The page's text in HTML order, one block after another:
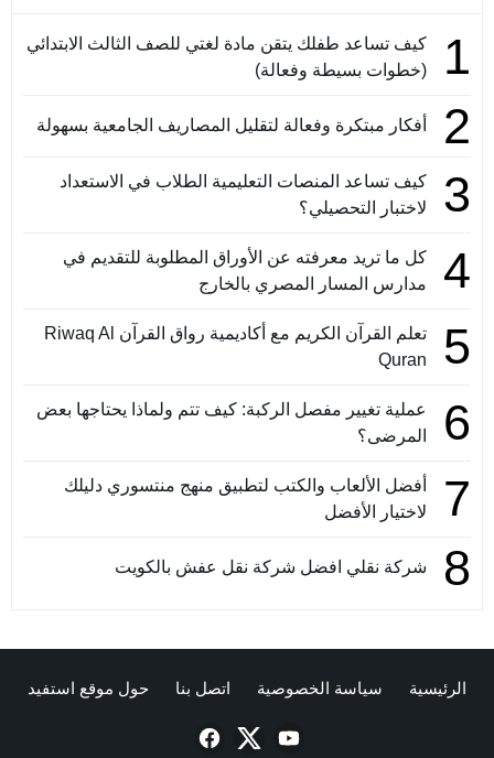
1
كيف تساعد طفلك يتقن مادة لغتي للصف الثالث الابتدائي
(خطوات بسيطة وفعالة)
2 أفكار مبتكرة وفعالة لتقليل المصاريف الجامعية بسهولة
3
كيف تساعد المنصات التعليمية الطلاب في الاستعداد
لاختبار التحصيلي؟
4
كل ما تريد معرفته عن الأوراق المطلوبة للتقديم في
مدارس المسار المصري بالخارج
5
تعلم القرآن الكريم مع أكاديمية رواق القرآن Riwaq Al
Quran
6
عملية تغيير مفصل الركبة: كيف تتم ولماذا يحتاجها بعض
المرضى؟
7
أفضل الألعاب والكتب لتطبيق منهج منتسوري دليلك
لاختيار الأفضل
8 شركة نقلي افضل شركة نقل عفش بالكويت
الرئيسية سياسة الخصوصية اتصل بنا حول موقع استفيد